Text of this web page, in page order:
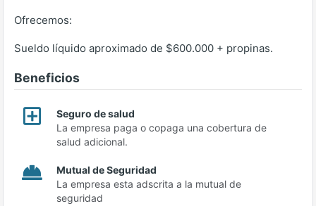
Ofrecemos:
Sueldo líquido aproximado de $600.000 + propinas.
Beneficios
Seguro de salud
La empresa paga o copaga una cobertura de
salud adicional.
Mutual de Seguridad
La empresa esta adscrita a la mutual de
seguridad